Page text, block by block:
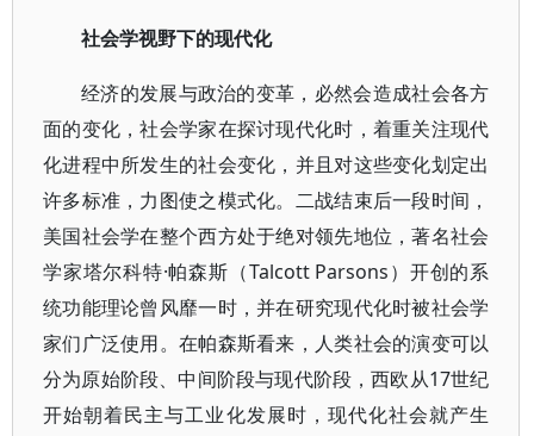
社会学视野下的现代化
经济的发展与政治的变革，必然会造成社会各方
面的变化，社会学家在探讨现代化时，着重关注现代
化进程中所发生的社会变化，并且对这些变化划定出
许多标准，力图使之模式化。二战结束后一段时间，
美国社会学在整个西方处于绝对领先地位，著名社会
学家塔尔科特·帕森斯（Talcott Parsons）开创的系
统功能理论曾风靡一时，并在研究现代化时被社会学
家们广泛使用。在帕森斯看来，人类社会的演变可以
分为原始阶段、中间阶段与现代阶段，西欧从17世纪
开始朝着民主与工业化发展时，现代化社会就产生